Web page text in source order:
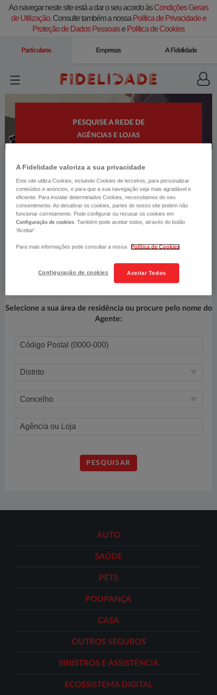
Ao navegar neste site está a dar o seu acordo àsCondições Gerais
de Utilização.Consulte também a nossa Política de Privacidade e
Proteção de Dados Pessoaise Política de Cookies
Particulares Empresas A Fidelidade
PESQUISE A REDE DE
AGÊNCIAS E LOJAS
A Fidelidade e o seu Agente estão disponíveis
para o apoiar.
Pesquise o seu agente e em seguida utilize o
formulário para contactá-lo​.​​​
Selecione a sua área de residência ou procure pelo nome do
Agente:
AUTO
SAÚDE
PETS
POUPANÇA
CASA
OUTROS SEGUROS
SINISTROS E ASSISTÊNCIA
ECOSSISTEMA DIGITAL
A Fidelidade valoriza a sua privacidade
Este site utiliza Cookies, incluindo Cookies de terceiros, para personalizar
conteúdos e anúncios, e para que a sua navegação seja mais agradável e
eficiente. Para instalar determinados Cookies, necessitamos do seu
consentimento. Ao desativar os cookies, partes do nosso site podem não
funcionar corretamente. Pode configurar ou recusar os cookies em
Configuração de cookies. Também pode aceitar todos, através do botão
'Aceitar'.
Para mais informações pode consultar a nossa Política de Cookies
Aceitar Todos
Configuração de cookies